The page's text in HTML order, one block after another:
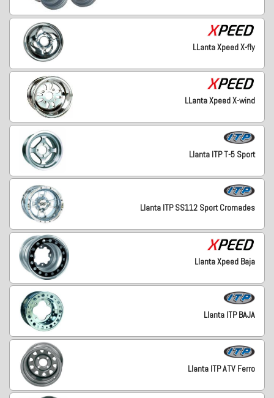
LLanta Xpeed X-fly
LLanta Xpeed X-wind
Llanta ITP T-5 Sport
Llanta ITP SS112 Sport Cromades
Llanta Xpeed Baja
Llanta ITP BAJA
Llanta ITP ATV Ferro